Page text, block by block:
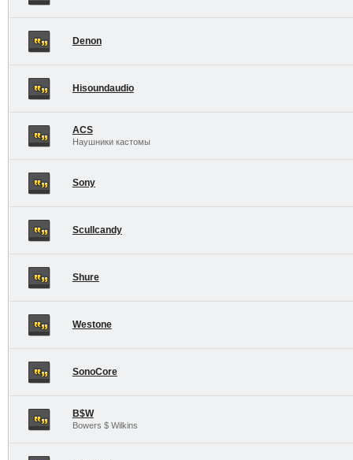
Denon
Hisoundaudio
ACS
Наушники кастомы
Sony
Scullcandy
Shure
Westone
SonoCore
B$W
Bowers $ Wilkins